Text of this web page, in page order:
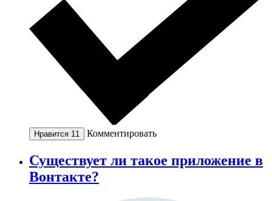
Нравится 11 Комментировать
Существует ли такое приложение в
Вонтакте?